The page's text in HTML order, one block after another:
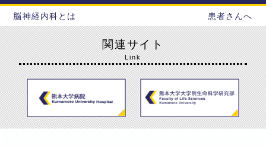
脳神経内科とは 患者さんへ
関連サイト
Link